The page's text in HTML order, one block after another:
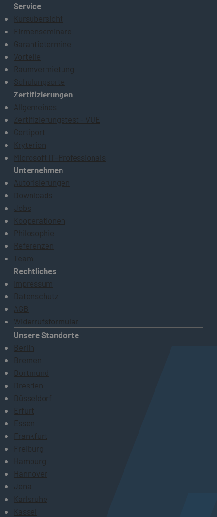
Service
Kursübersicht
Firmenseminare
Garantietermine
Vorteile
Raumvermietung
Schulungsorte
Zertifizierungen
Allgemeines
Zertifizierungstest - VUE
Certiport
Kryterion
Microsoft IT-Professionals
Unternehmen
Autorisierungen
Downloads
Jobs
Kooperationen
Philosophie
Referenzen
Team
Rechtliches
Impressum
Datenschutz
AGB
Widerrufsformular
Unsere Standorte
Berlin
Bremen
Dortmund
Dresden
Düsseldorf
Erfurt
Essen
Frankfurt
Freiburg
Hamburg
Hannover
Jena
Karlsruhe
Kassel